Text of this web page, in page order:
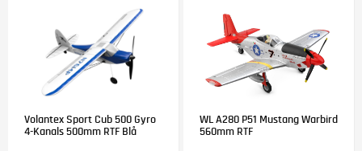
Volantex Sport Cub 500 Gyro
4-Kanals 500mm RTF Blå
WL A280 P51 Mustang Warbird
560mm RTF